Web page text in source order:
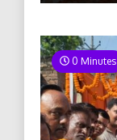
0 Minutes